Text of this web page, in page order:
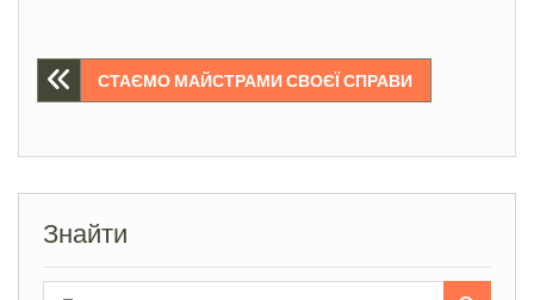
Навігація
СТАЄМО МАЙСТРАМИ СВОЄЇ СПРАВИ
Знайти